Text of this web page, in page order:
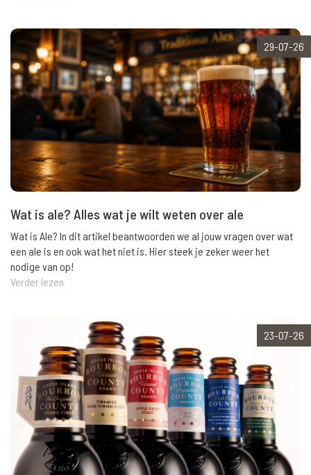
29-07-26
Wat is ale? Alles wat je wilt weten over ale
Wat is Ale? In dit artikel beantwoorden we al jouw vragen over wat
een ale is en ook wat het niet is. Hier steek je zeker weer het
nodige van op!
Verder lezen
23-07-26